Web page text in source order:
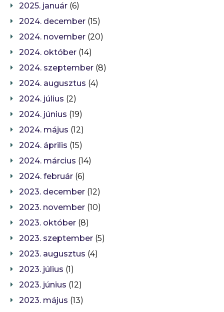
2025. január (6)
2024. december (15)
2024. november (20)
2024. október (14)
2024. szeptember (8)
2024. augusztus (4)
2024. július (2)
2024. június (19)
2024. május (12)
2024. április (15)
2024. március (14)
2024. február (6)
2023. december (12)
2023. november (10)
2023. október (8)
2023. szeptember (5)
2023. augusztus (4)
2023. július (1)
2023. június (12)
2023. május (13)